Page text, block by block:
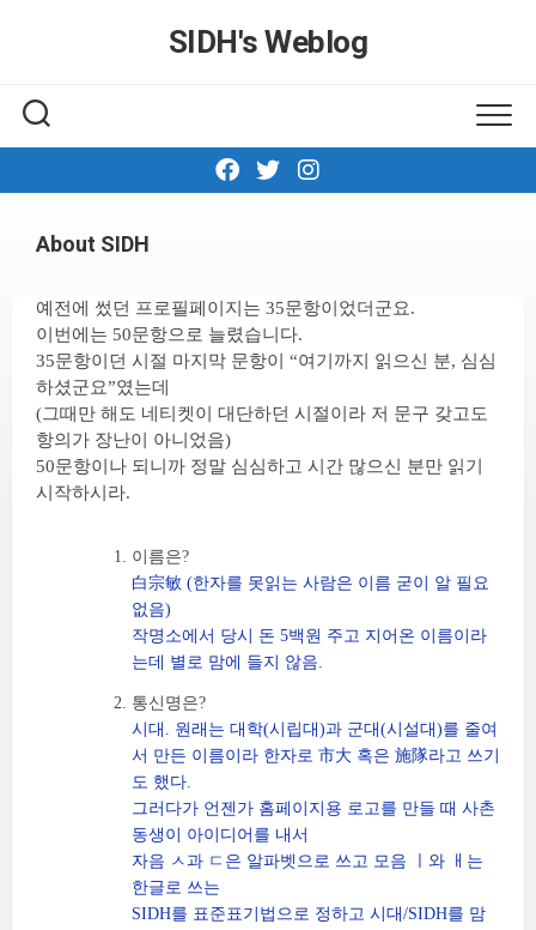
SIDH′s Weblog
About SIDH
예전에 썼던 프로필페이지는 35문항이었더군요.
이번에는 50문항으로 늘렸습니다.
35문항이던 시절 마지막 문항이 “여기까지 읽으신 분, 심심
하셨군요”였는데
(그때만 해도 네티켓이 대단하던 시절이라 저 문구 갖고도
항의가 장난이 아니었음)
50문항이나 되니까 정말 심심하고 시간 많으신 분만 읽기
시작하시라.
이름은?
白宗敏 (한자를 못읽는 사람은 이름 굳이 알 필요
없음)
작명소에서 당시 돈 5백원 주고 지어온 이름이라
는데 별로 맘에 들지 않음.
통신명은?
시대. 원래는 대학(시립대)과 군대(시설대)를 줄여
서 만든 이름이라 한자로 市大 혹은 施隊라고 쓰기
도 했다.
그러다가 언젠가 홈페이지용 로고를 만들 때 사촌
동생이 아이디어를 내서
자음 ㅅ과 ㄷ은 알파벳으로 쓰고 모음 ㅣ와 ㅐ는
한글로 쓰는
SIDH를 표준표기법으로 정하고 시대/SIDH를 맘